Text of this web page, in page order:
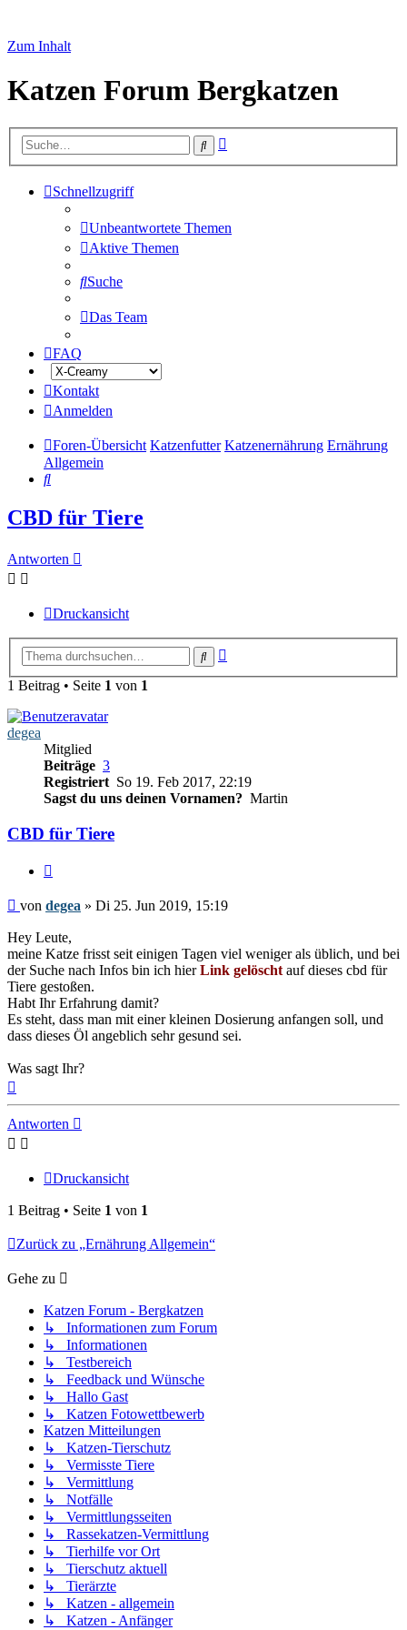
Zum Inhalt
Katzen Forum Bergkatzen
Suche
Schnellzugriff
Unbeantwortete Themen
Aktive Themen
Suche
Das Team
FAQ
Kontakt
Anmelden
Foren-Übersicht Katzenfutter Katzenernährung Ernährung
Allgemein
Suche
CBD für Tiere
Antworten
Druckansicht
Suche
1 Beitrag • Seite 1 von 1
degea
Mitglied
Beiträge 3
Registriert So 19. Feb 2017, 22:19
Sagst du uns deinen Vornamen? Martin
CBD für Tiere
Beitrag
von degea » Di 25. Jun 2019, 15:19
Hey Leute,
meine Katze frisst seit einigen Tagen viel weniger als üblich, und bei
der Suche nach Infos bin ich hierLink gelöscht auf dieses cbd für
Tiere gestoßen.
Habt Ihr Erfahrung damit?
Es steht, dass man mit einer kleinen Dosierung anfangen soll, und
dass dieses Öl angeblich sehr gesund sei.
Was sagt Ihr?
Antworten
Druckansicht
1 Beitrag • Seite 1 von 1
Zurück zu „Ernährung Allgemein“
Gehe zu
Katzen Forum - Bergkatzen
↳ Informationen zum Forum
↳ Informationen
↳ Testbereich
↳ Feedback und Wünsche
↳ Hallo Gast
↳ Katzen Fotowettbewerb
Katzen Mitteilungen
↳ Katzen-Tierschutz
↳ Vermisste Tiere
↳ Vermittlung
↳ Notfälle
↳ Vermittlungsseiten
↳ Rassekatzen-Vermittlung
↳ Tierhilfe vor Ort
↳ Tierschutz aktuell
↳ Tierärzte
↳ Katzen - allgemein
↳ Katzen - Anfänger